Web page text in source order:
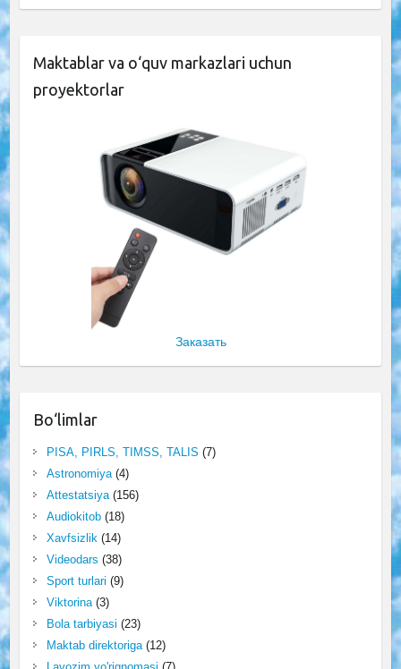
Maktablar va o‘quv markazlari uchun
proyektorlar
Заказать
Bo‘limlar
PISA, PIRLS, TIMSS, TALIS (7)
Astronomiya(4)
Attestatsiya(156)
Audiokitob(18)
Xavfsizlik(14)
Videodars (38)
Sport turlari (9)
Viktorina(3)
Bola tarbiyasi (23)
Maktab direktoriga(12)